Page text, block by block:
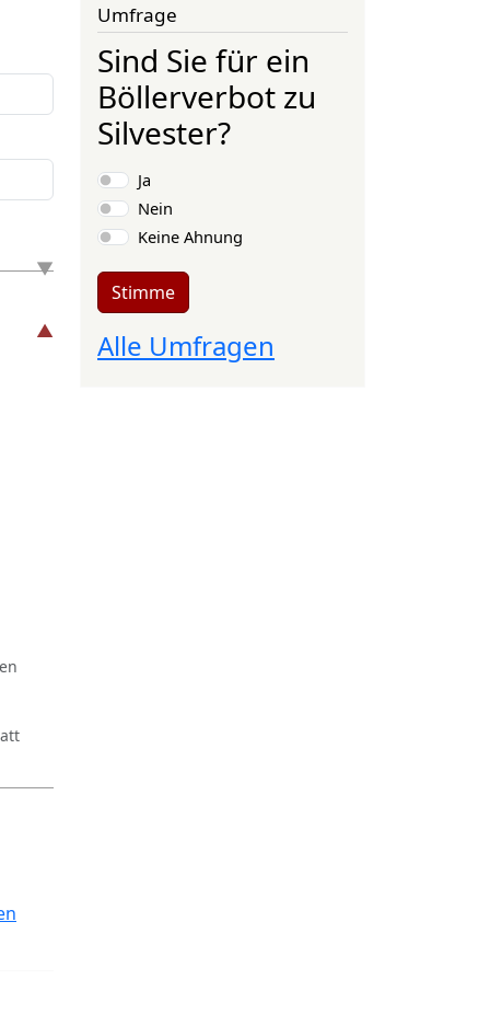
Umfrage
Sind Sie für ein
Böllerverbot zu
Silvester?
Auswahlmöglichkeiten
Ja
Nein
Keine Ahnung
Stimme
Alle Umfragen